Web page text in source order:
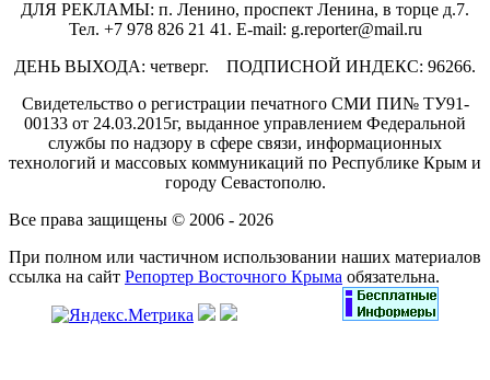
ДЛЯ РЕКЛАМЫ: п. Ленино, проспект Ленина, в торце д.7.
Тел. +7 978 826 21 41. E-mail: g.reporter@mail.ru
ДЕНЬ ВЫХОДА: четверг. ПОДПИСНОЙ ИНДЕКС: 96266.
Свидетельство о регистрации печатного СМИ ПИ№ ТУ91-
00133 от 24.03.2015г, выданное управлением Федеральной
службы по надзору в сфере связи, информационных
технологий и массовых коммуникаций по Республике Крым и
городу Севастополю.
Все права защищены © 2006 - 2026
При полном или частичном использовании наших материалов
ссылка на сайт Репортер Восточного Крыма обязательна.